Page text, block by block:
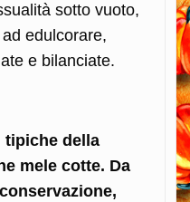
sotto vuoto,
edulcorare,
e bilanciate.
tipiche della
mele cotte. Da